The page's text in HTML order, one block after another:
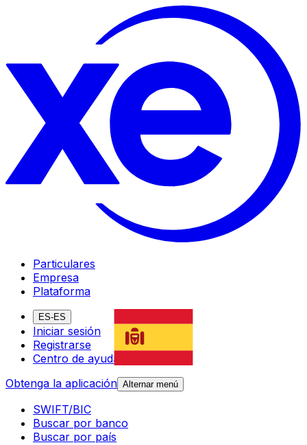
Particulares
Empresa
Plataforma
ES-ES
Iniciar sesión
Registrarse
Centro de ayuda
Obtenga la aplicación Alternar menú
SWIFT/BIC
Buscar por banco
Buscar por país